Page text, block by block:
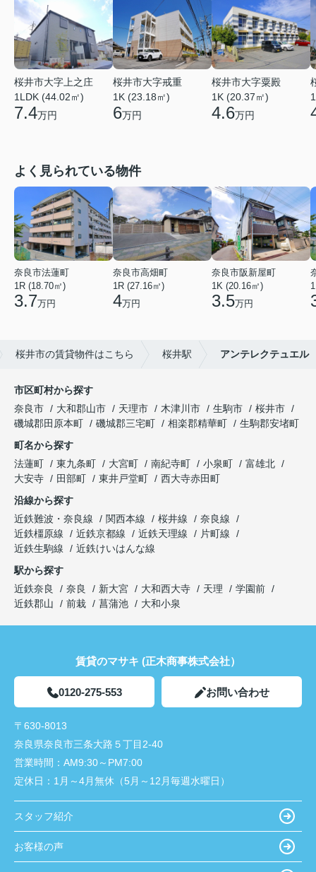
桜井市大字上之庄
1LDK (44.02㎡)
7.4万円
桜井市大字戒重
1K (23.18㎡)
6万円
桜井市大字粟殿
1K (20.37㎡)
4.6万円
よく見られている物件
奈良市法蓮町
1R (18.70㎡)
3.7万円
奈良市高畑町
1R (27.16㎡)
4万円
奈良市阪新屋町
1K (20.16㎡)
3.5万円
桜井市の賃貸物件はこちら 桜井駅 アンテレクテュエル
市区町村から探す
奈良市
大和郡山市 天理市 木津川市 生駒市
桜井市
磯城郡田原本町
磯城郡三宅町 相楽郡精華町
生駒郡安堵町
町名から探す
法蓮町
東九条町 大宮町 南紀寺町 小泉町
富雄北
大安寺
田部町 東井戸堂町
西大寺赤田町
沿線から探す
近鉄難波・奈良線
関西本線 桜井線
奈良線
近鉄橿原線
近鉄京都線 近鉄天理線
片町線
近鉄生駒線
近鉄けいはんな線
駅から探す
近鉄奈良
奈良 新大宮 大和西大寺 天理
学園前
近鉄郡山
前栽 菖蒲池 大和小泉
賃貸のマサキ (正木商事株式会社）
0120-275-553 お問い合わせ
〒630-8013
奈良県奈良市三条大路５丁目2-40
営業時間： AM9:30～PM7:00
定休日： 1月～4月無休（5月～12月毎週水曜日）
スタッフ紹介
お客様の声